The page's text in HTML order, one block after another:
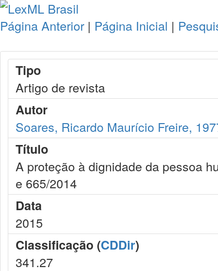
Página Anterior | Página Inicial |
Tipo
Artigo de revista
Autor
Soares, Ricardo Maurício Freire,
Título
A proteção à dignidade da pessoa
e 665/2014
Data
2015
Classificação (CDDir)
341.27